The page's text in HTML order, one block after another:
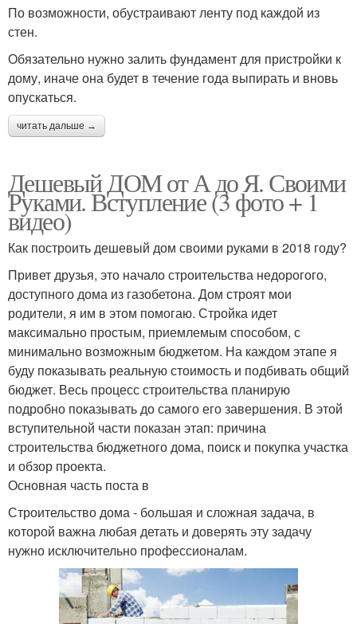
По возможности, обустраивают ленту под каждой из
стен.
Обязательно нужно залить фундамент для пристройки к
дому, иначе она будет в течение года выпирать и вновь
опускаться.
читать дальше →
Дешевый ДОМ от А до Я. Своими
Руками. Вступление (3 фото + 1
видео)
Как построить дешевый дом своими руками в 2018 году?
Привет друзья, это начало строительства недорогого,
доступного дома из газобетона. Дом строят мои
родители, я им в этом помогаю. Стройка идет
максимально простым, приемлемым способом, с
минимально возможным бюджетом. На каждом этапе я
буду показывать реальную стоимость и подбивать общий
бюджет. Весь процесс строительства планирую
подробно показывать до самого его завершения. В этой
вступительной части показан этап: причина
строительства бюджетного дома, поиск и покупка участка
и обзор проекта.
Основная часть поста в
Строительство дома - большая и сложная задача, в
которой важна любая детать и доверять эту задачу
нужно исключительно профессионалам.